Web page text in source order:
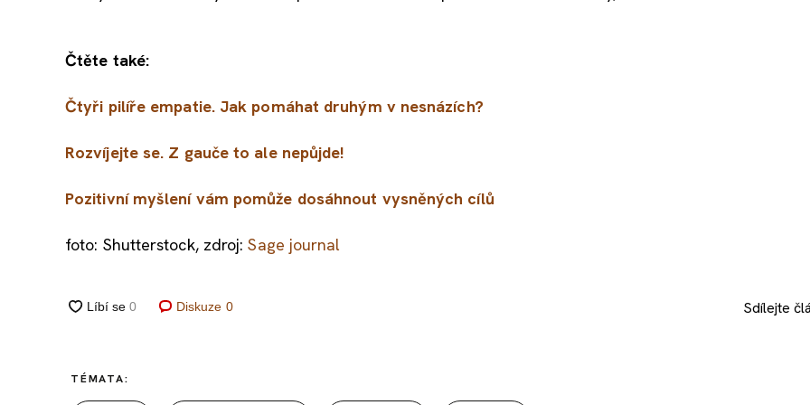
Čtěte také:
Čtyři pilíře empatie. Jak pomáhat druhým v nesnázích?
Rozvíjejte se. Z gauče to ale nepůjde!
Pozitivní myšlení vám pomůže dosáhnout vysněných cílů
foto: Shutterstock, zdroj:Sage journal
Diskuze 0 Sdílejte
TÉMATA: